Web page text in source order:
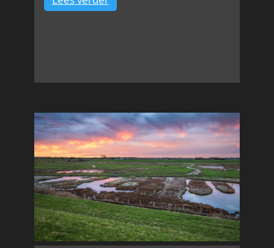
Stormecho’s